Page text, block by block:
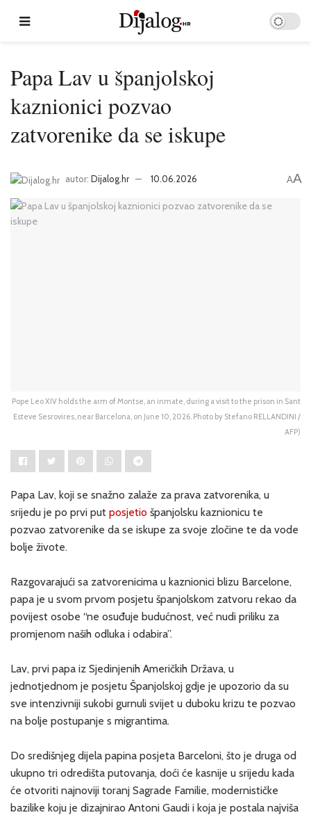
Papa Lav u španjolskoj
kaznionici pozvao
zatvorenike da se iskupe
autor: Dijalog.hr 10.06.2026 AA
Pope Leo XIV holds the arm of Montse, an inmate, during a visit to the prison in Sant
Esteve Sesrovires, near Barcelona, on June 10, 2026. Photo by Stefano RELLANDINI /
AFP)
Papa Lav, koji se snažno zalaže za prava zatvorenika, u
srijedu je po prvi put posjetio španjolsku kaznionicu te
pozvao zatvorenike da se iskupe za svoje zločine te da vode
bolje živote.
Razgovarajući sa zatvorenicima u kaznionici blizu Barcelone,
papa je u svom prvom posjetu španjolskom zatvoru rekao da
povijest osobe “ne osuđuje budućnost, već nudi priliku za
promjenom naših odluka i odabira”.
Lav, prvi papa iz Sjedinjenih Američkih Država, u
jednotjednom je posjetu Španjolskoj gdje je upozorio da su
sve intenzivniji sukobi gurnuli svijet u duboku krizu te pozvao
na bolje postupanje s migrantima.
Do središnjeg dijela papina posjeta Barceloni, što je druga od
ukupno tri odredišta putovanja, doći će kasnije u srijedu kada
će otvoriti najnoviji toranj Sagrade Familie, modernističke
bazilike koju je dizajnirao Antoni Gaudi i koja je postala najviša